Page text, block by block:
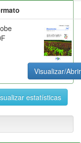
Visualizar/Abrir
estatísticas